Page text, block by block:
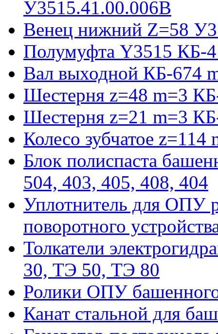
У3515.41.00.006В
Венец нижний Z=58
Полумуфта Y3515 КБ-
Вал выходной КБ-674
Шестерня z=48 m=3
Шестерня z=21 m=3
Колесо зубчатое
Блок полиспаста
504, 403, 405, 408, 404
Уплотнитель для ОПУ
поворотного
Толкатели
30, ТЭ 50, ТЭ 80
Ролики ОПУ
Канат стальной для